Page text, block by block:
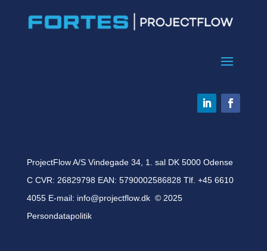
ProjectFlow A/S Vindegade 34, 1. sal DK 5000 Odense
C CVR: 26829798 EAN: 5790002586828 Tlf. +45 6610
4055 E-mail: info@projectflow.dk© 2025
Persondatapolitik